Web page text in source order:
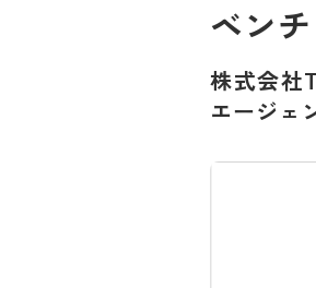
ベンチ
株式会社
エージェ